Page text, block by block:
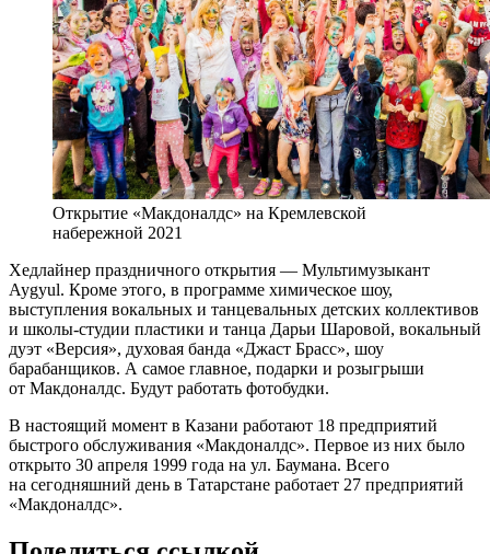
Открытие «Макдоналдс» на Кремлевской
набережной 2021
Хедлайнер праздничного открытия — Мультимузыкант
Aygyul. Кроме этого, в программе химическое шоу,
выступления вокальных и танцевальных детских коллективов
и школы-студии пластики и танца Дарьи Шаровой, вокальный
дуэт «Версия», духовая банда «Джаст Брасс», шоу
барабанщиков. А самое главное, подарки и розыгрыши
от Макдоналдс. Будут работать фотобудки.
В настоящий момент в Казани работают 18 предприятий
быстрого обслуживания «Макдоналдс». Первое из них было
открыто 30 апреля 1999 года на ул. Баумана. Всего
на сегодняшний день в Татарстане работает 27 предприятий
«Макдоналдс».